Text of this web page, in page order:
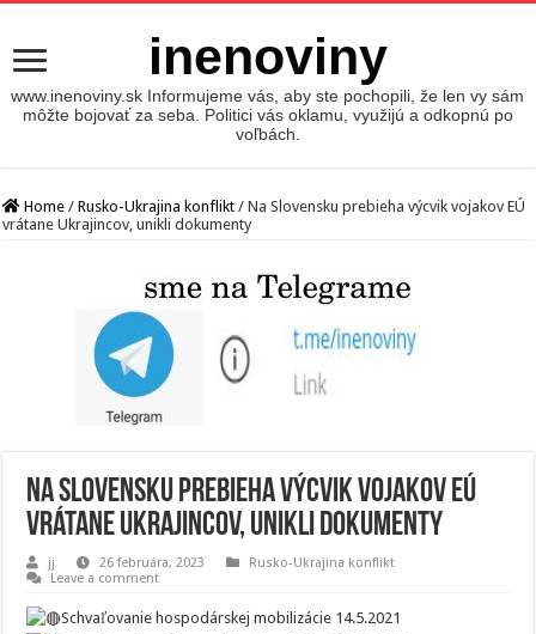
inenoviny
www.inenoviny.sk Informujeme vás, aby ste pochopili, že len vy sám
môžte bojovať za seba. Politici vás oklamu, využijú a odkopnú po
voľbách.
Home / Rusko-Ukrajina konflikt / Na Slovensku prebieha výcvik vojakov EÚ
vrátane Ukrajincov, unikli dokumenty
Na Slovensku prebieha výcvik vojakov EÚ
vrátane Ukrajincov, unikli dokumenty
jj 26 februára, 2023
Rusko-Ukrajina konflikt
Leave a comment
Schvaľovanie hospodárskej mobilizácie 14.5.2021